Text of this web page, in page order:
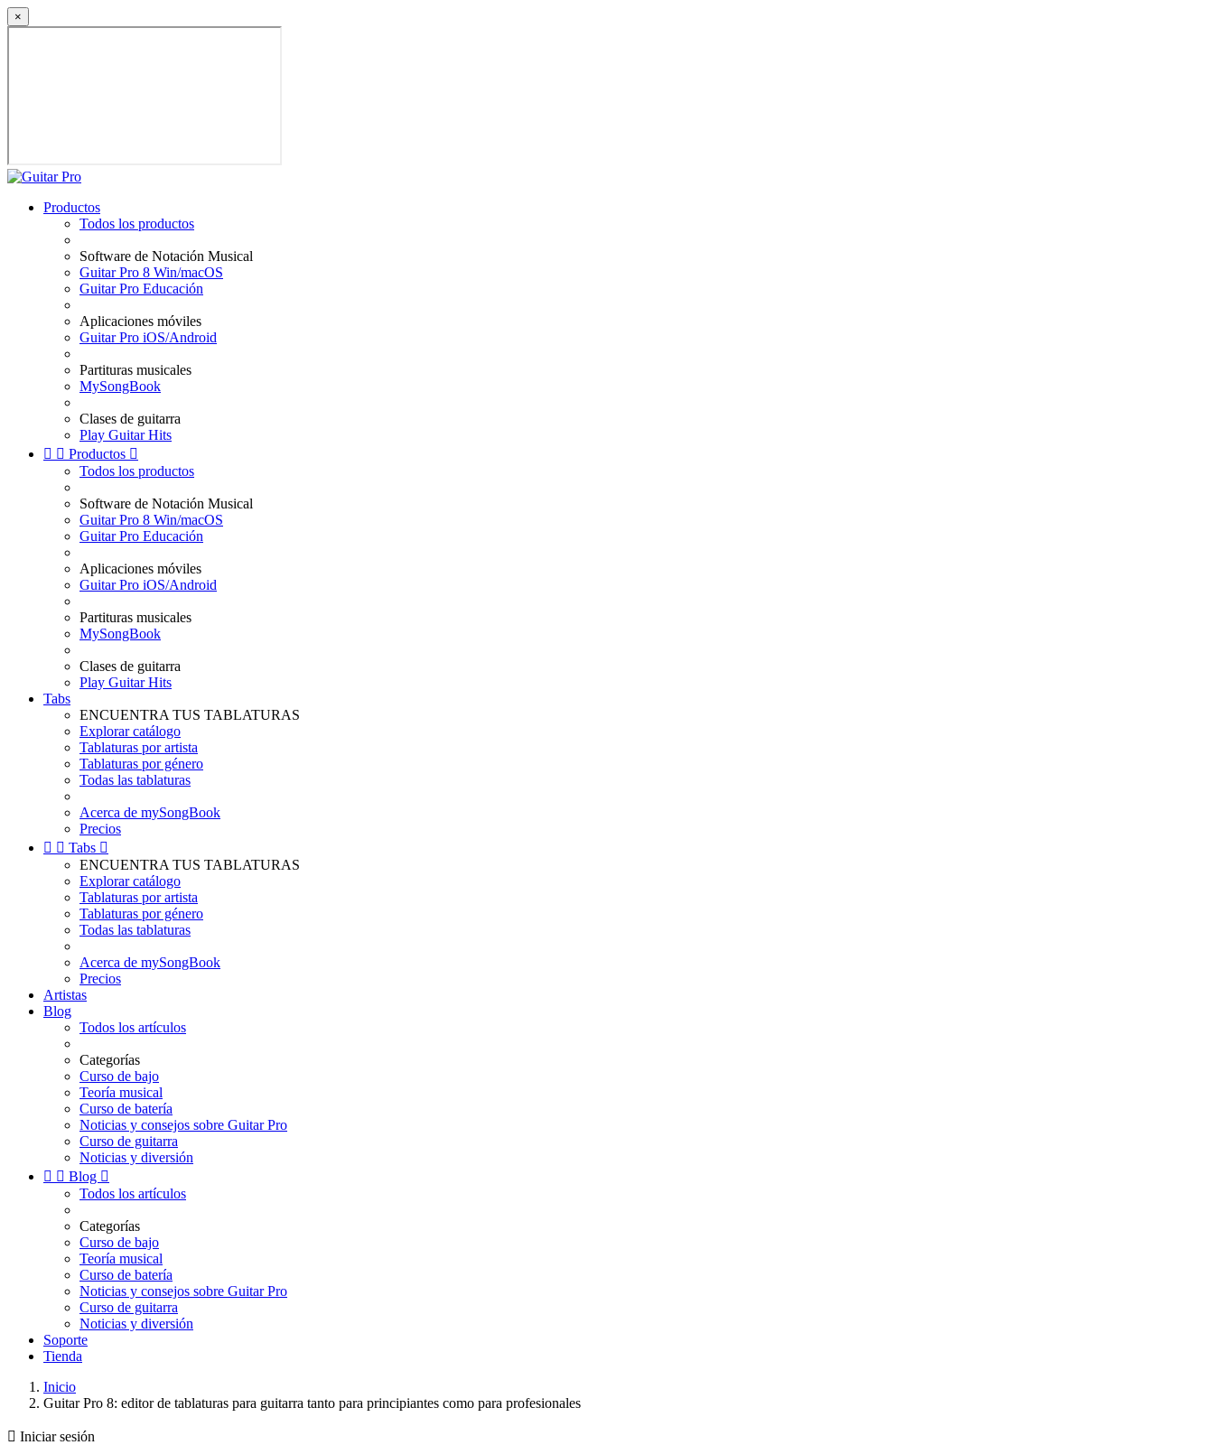
×
Productos
Todos los productos
Software de Notación Musical
Guitar Pro 8 Win/macOS
Guitar Pro Educación
Aplicaciones móviles
Guitar Pro iOS/Android
Partituras musicales
MySongBook
Clases de guitarra
Play Guitar Hits
  Productos 
Todos los productos
Software de Notación Musical
Guitar Pro 8 Win/macOS
Guitar Pro Educación
Aplicaciones móviles
Guitar Pro iOS/Android
Partituras musicales
MySongBook
Clases de guitarra
Play Guitar Hits
Tabs
ENCUENTRA TUS TABLATURAS
Explorar catálogo
Tablaturas por artista
Tablaturas por género
Todas las tablaturas
Acerca de mySongBook
Precios
  Tabs 
ENCUENTRA TUS TABLATURAS
Explorar catálogo
Tablaturas por artista
Tablaturas por género
Todas las tablaturas
Acerca de mySongBook
Precios
Artistas
Blog
Todos los artículos
Categorías
Curso de bajo
Teoría musical
Curso de batería
Noticias y consejos sobre Guitar Pro
Curso de guitarra
Noticias y diversión
  Blog 
Todos los artículos
Categorías
Curso de bajo
Teoría musical
Curso de batería
Noticias y consejos sobre Guitar Pro
Curso de guitarra
Noticias y diversión
Soporte
Tienda
Inicio
Guitar Pro 8: editor de tablaturas para guitarra tanto para principiantes como para profesionales
 Iniciar sesión